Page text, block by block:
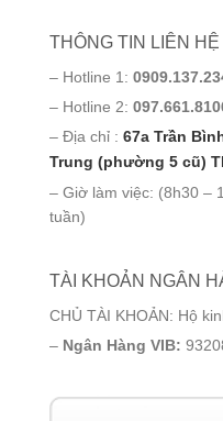
THÔNG TIN LIÊN HỆ
– Hotline 1:
– Hotline 2:
– Địa chỉ : 67a Trần
Trung (phường 5 cũ)
– Giờ làm việc: (8h30 –
tuần)
TÀI KHOẢN NGÂN
CHỦ TÀI KHOẢN: Hộ
– Ngân Hàng VIB: